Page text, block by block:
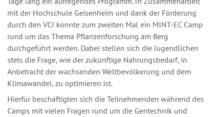
mit der Hochschule Geisenheim und dank der Förderung
durch den VCI konnte zum zweiten Mal ein MINT-EC Camp
rund um das Thema Pflanzenforschung am Berg
durchgeführt werden. Dabei stellen sich die Jugendlichen
stets die Frage, wie der zukünftige Nahrungsbedarf, in
Anbetracht der wachsenden Weltbevölkerung und dem
Klimawandel, zu optimieren ist.
Hierfür beschäftigten sich die Teilnehmenden während des
Camps mit vielen Fragen rund um die Gentechnik und